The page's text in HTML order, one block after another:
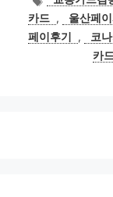
그
카드 , 울산페
페이후기
, 코
카